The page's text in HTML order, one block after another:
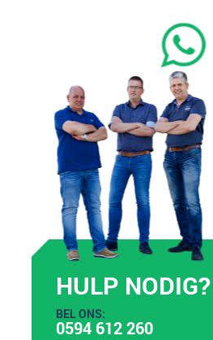
HULP NODIG?
BEL ONS:
0594 612 260